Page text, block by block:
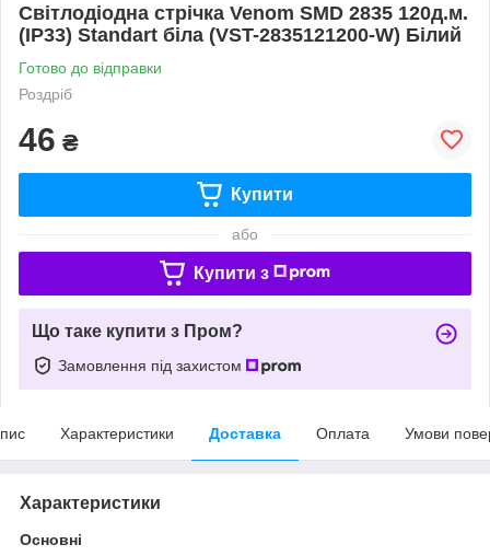
Світлодіодна стрічка Venom SMD 2835 120д.м.
(IP33) Standart біла (VST-2835121200-W) Білий
Готово до відправки
Роздріб
46 ₴
Купити
або
Купити з
Що таке купити з Пром?
Замовлення під захистом
Характеристики Доставка Оплата Умови
Характеристики
Основні